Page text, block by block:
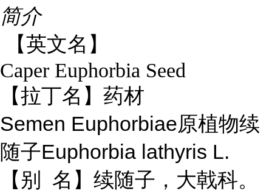
简介
【英文名】
Caper Euphorbia Seed
【拉丁名】药材
Semen Euphorbiae原植物续
随子Euphorbia lathyris L.
【别
名】续随子，大戟科。